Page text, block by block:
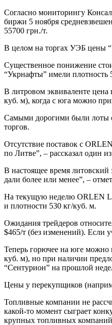
Согласно мониторингу
биржи 5 ноября
55700 грн./т.
В целом на торгах УЭБ цены
Существенное понижение
“Укрнафты” имели плотность
В литровом эквиваленте цена
куб. м), когда с юга можно
Самыми дорогими были лоты с
торгов.
Отсутствие поставок с
по Литве”, – рассказал один
В настоящее время
дали более или менее”, –
На текущую неделю ORLEN
и плотности 530 кг/куб. м.
Ожидания трейдеров
$465/т (без изменений). Если
Теперь горючее на юге можно
куб. м), но при наличии
“Сентурион” на прошлой
Цены у перекупщиков
Топливные компании не
какой-то момент сыграет
крупных топливных